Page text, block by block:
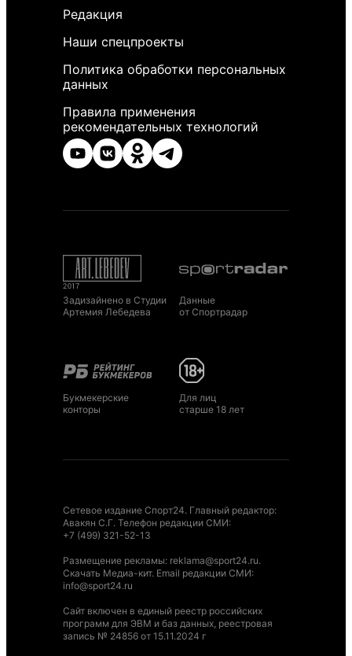
Редакция
Наши спецпроекты
Политика обработки персональных
данных
Правила применения
рекомендательных технологий
Задизайнено в Студии
Артемия Лебедева
Данные
от Спортрадар
Букмекерские
конторы
Для лиц
старше 18 лет
Сетевое издание Спорт24. Главный редактор:
Авакян С.Г. Телефон редакции СМИ:
+7 (499) 321-52-13
Размещение рекламы: reklama@sport24.ru.
Скачать Медиа-кит. Email редакции СМИ:
info@sport24.ru
Сайт включен в единый реестр российских
программ для ЭВМ и баз данных, реестровая
запись № 24856 от 15.11.2024 г